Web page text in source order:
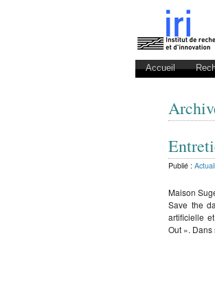
Accueil
Publié :
Maison
Save the
artificielle
Out ».